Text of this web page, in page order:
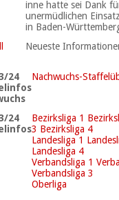
inne hatte sei Dank
unermüdlichen
in Baden-
Neueste
24
Nachwuchs-
24
Bezirksliga 1
3 Bezirksliga 4
Landesliga 1
Landesliga 4
Verbandsliga 1
Verbandsliga 3
Oberliga